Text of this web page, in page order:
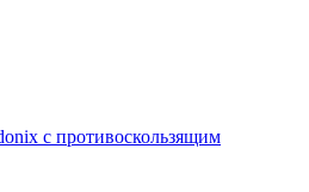
с противоскользящим